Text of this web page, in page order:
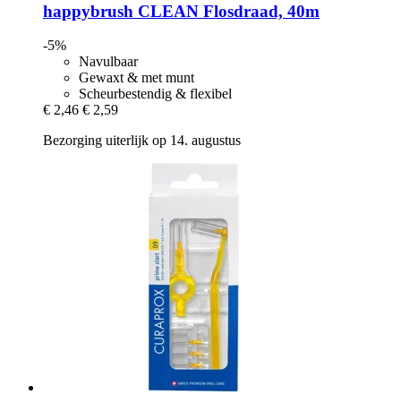
happybrush CLEAN Flosdraad, 40m
-5%
Navulbaar
Gewaxt & met munt
Scheurbestendig & flexibel
€ 2,46 € 2,59
Bezorging uiterlijk op 14. augustus